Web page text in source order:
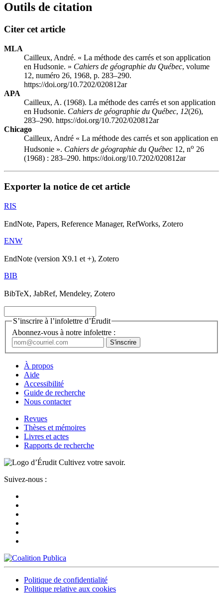
Outils de citation
Citer cet article
MLA
Cailleux, André. « La méthode des carrés et son application
en Hudsonie. » Cahiers de géographie du Québec, volume
12, numéro 26, 1968, p. 283–290.
https://doi.org/10.7202/020812ar
APA
Cailleux, A. (1968). La méthode des carrés et son application
en Hudsonie. Cahiers de géographie du Québec, 12(26),
283–290. https://doi.org/10.7202/020812ar
Chicago
Cailleux, André « La méthode des carrés et son application en
Hudsonie ». Cahiers de géographie du Québec 12, no 26
(1968) : 283–290. https://doi.org/10.7202/020812ar
Exporter la notice de cet article
RIS
EndNote, Papers, Reference Manager, RefWorks, Zotero
ENW
EndNote (version X9.1 et +), Zotero
BIB
BibTeX, JabRef, Mendeley, Zotero
S’inscrire à l’infolettre d’Érudit
Abonnez-vous à notre infolettre :
À propos
Aide
Accessibilité
Guide de recherche
Nous contacter
Revues
Thèses et mémoires
Livres et actes
Rapports de recherche
Cultivez votre savoir.
Suivez-nous :
Politique de confidentialité
Politique relative aux cookies